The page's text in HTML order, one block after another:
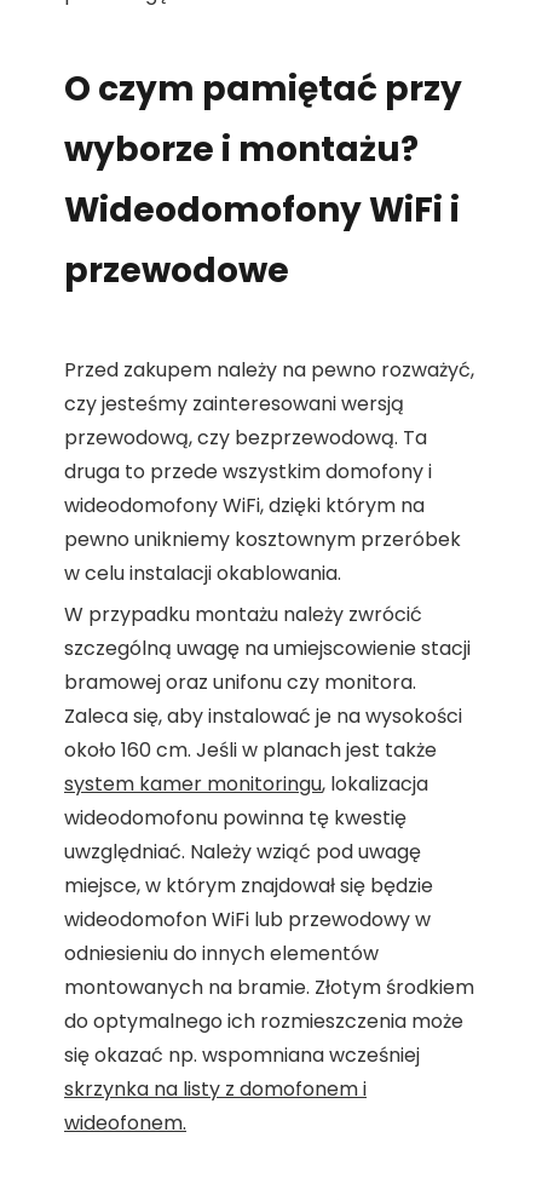
O czym pamiętać przy
wyborze i montażu?
Wideodomofony WiFi i
przewodowe
Przed zakupem należy na pewno rozważyć,
czy jesteśmy zainteresowani wersją
przewodową, czy bezprzewodową. Ta
druga to przede wszystkim domofony i
wideodomofony WiFi, dzięki którym na
pewno unikniemy kosztownym przeróbek
w celu instalacji okablowania.
W przypadku montażu należy zwrócić
szczególną uwagę na umiejscowienie stacji
bramowej oraz unifonu czy monitora.
Zaleca się, aby instalować je na wysokości
około 160 cm. Jeśli w planach jest także
system kamer monitoringu, lokalizacja
wideodomofonu powinna tę kwestię
uwzględniać. Należy wziąć pod uwagę
miejsce, w którym znajdował się będzie
wideodomofon WiFi lub przewodowy w
odniesieniu do innych elementów
montowanych na bramie. Złotym środkiem
do optymalnego ich rozmieszczenia może
się okazać np. wspomniana wcześniej
skrzynka na listy z domofonem i
wideofonem.